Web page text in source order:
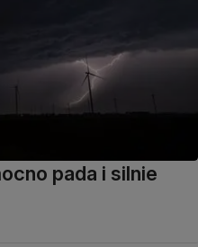
pada i silnie